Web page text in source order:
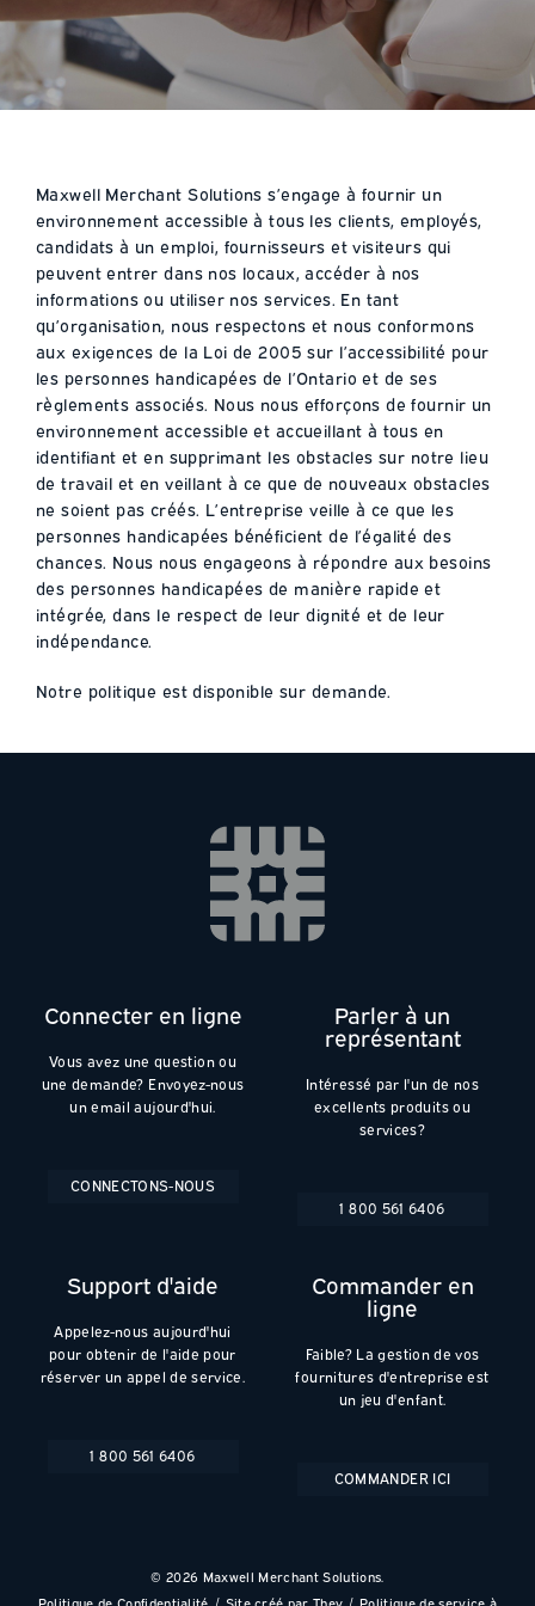
Maxwell Merchant Solutions s’engage à fournir un
environnement accessible à tous les clients, employés,
candidats à un emploi, fournisseurs et visiteurs qui
peuvent entrer dans nos locaux, accéder à nos
informations ou utiliser nos services. En tant
qu’organisation, nous respectons et nous conformons
aux exigences de la Loi de 2005 sur l’accessibilité pour
les personnes handicapées de l’Ontario et de ses
règlements associés. Nous nous efforçons de fournir un
environnement accessible et accueillant à tous en
identifiant et en supprimant les obstacles sur notre lieu
de travail et en veillant à ce que de nouveaux obstacles
ne soient pas créés. L’entreprise veille à ce que les
personnes handicapées bénéficient de l’égalité des
chances. Nous nous engageons à répondre aux besoins
des personnes handicapées de manière rapide et
intégrée, dans le respect de leur dignité et de leur
indépendance.
Notre politique est disponible sur demande.
Connecter en ligne
Vous avez une question ou
une demande? Envoyez-nous
un email aujourd'hui.
CONNECTONS-NOUS
Parler à un
représentant
Intéressé par l'un de nos
excellents produits ou
services?
1 800 561 6406
Support d'aide
Appelez-nous aujourd'hui
pour obtenir de l'aide pour
réserver un appel de service.
1 800 561 6406
Commander en
ligne
Faible? La gestion de vos
fournitures d'entreprise est
un jeu d'enfant.
COMMANDER ICI
© 2026 Maxwell Merchant Solutions.